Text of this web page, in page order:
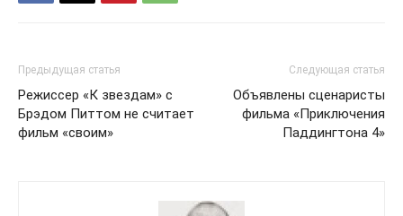
Предыдущая статья
Режиссер «К звездам» с
Брэдом Питтом не считает
фильм «своим»
Следующая статья
Объявлены сценаристы
фильма «Приключения
Паддингтона 4»